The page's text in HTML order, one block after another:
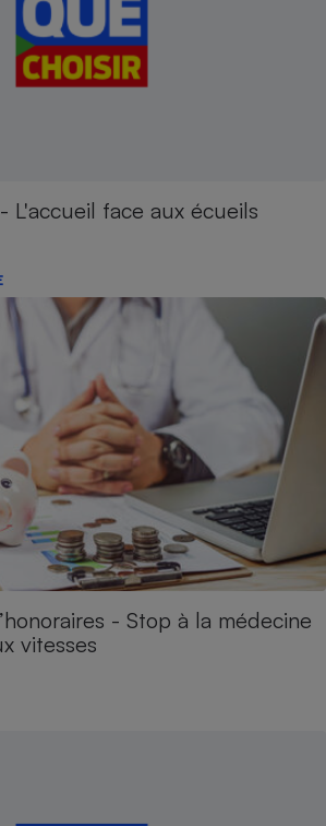
L'accueil face aux écueils
- Stop à la médecine
vitesses